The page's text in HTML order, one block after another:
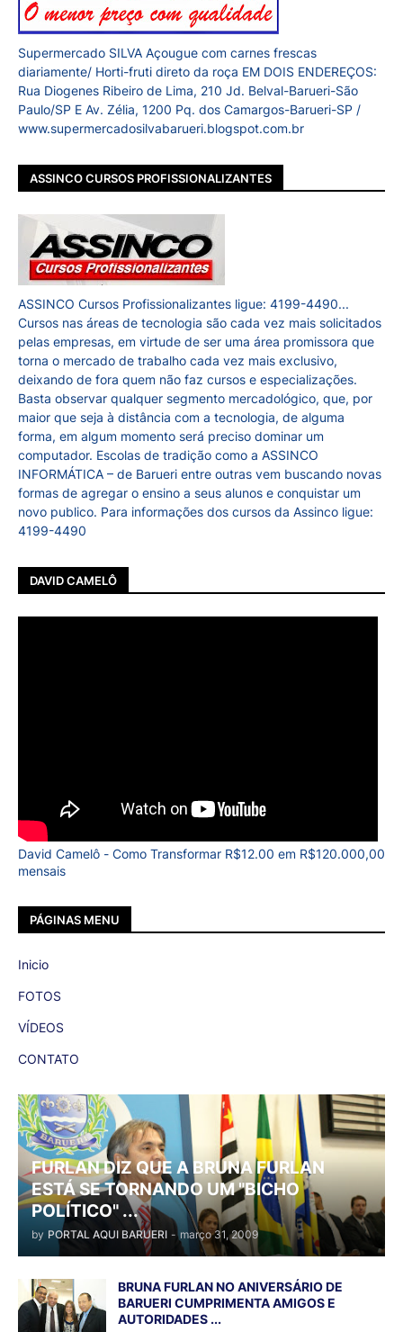
Supermercado SILVA Açougue com carnes frescas
diariamente/ Horti-fruti direto da roça EM DOIS ENDEREÇOS:
Rua Diogenes Ribeiro de Lima, 210 Jd. Belval-Barueri-São
Paulo/SP E Av. Zélia, 1200 Pq. dos Camargos-Barueri-SP /
www.supermercadosilvabarueri.blogspot.com.br
ASSINCO CURSOS PROFISSIONALIZANTES
ASSINCO Cursos Profissionalizantes ligue: 4199-4490...
Cursos nas áreas de tecnologia são cada vez mais solicitados
pelas empresas, em virtude de ser uma área promissora que
torna o mercado de trabalho cada vez mais exclusivo,
deixando de fora quem não faz cursos e especializações.
Basta observar qualquer segmento mercadológico, que, por
maior que seja à distância com a tecnologia, de alguma
forma, em algum momento será preciso dominar um
computador. Escolas de tradição como a ASSINCO
INFORMÁTICA – de Barueri entre outras vem buscando novas
formas de agregar o ensino a seus alunos e conquistar um
novo publico. Para informações dos cursos da Assinco ligue:
4199-4490
DAVID CAMELÔ
David Camelô - Como Transformar R$12.00 em R$120.000,00
mensais
PÁGINAS MENU
Inicio
FOTOS
VÍDEOS
CONTATO
FURLAN DIZ QUE A BRUNA FURLAN
ESTÁ SE TORNANDO UM "BICHO
POLÍTICO" ...
by PORTAL AQUI BARUERI - março 31, 2009
BRUNA FURLAN NO ANIVERSÁRIO DE
BARUERI CUMPRIMENTA AMIGOS E
AUTORIDADES ...